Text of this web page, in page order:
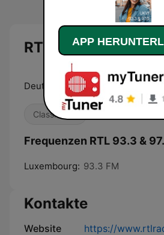
RTL 93.3 & 97.0
Deutschlands Hit-Radio mit
Classic Hits
Frequenzen RTL 93.3 &
Luxembourg: 93.3 FM
Kontakte
Website
https://
APP